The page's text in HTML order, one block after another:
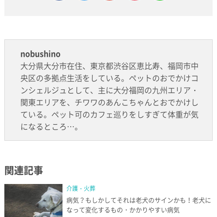
nobushino
大分県大分市在住、東京都渋谷区恵比寿、福岡市中
央区の多拠点生活をしている。ペットのおでかけコ
ンシェルジュとして、主に大分福岡の九州エリア・
関東エリアを、チワワのあんこちゃんとおでかけし
ている。ペット可のカフェ巡りをしすぎて体重が気
になるところ…。
関連記事
介護・火葬
病気？もしかしてそれは老犬のサインかも！老犬に
なって変化するもの・かかりやすい病気